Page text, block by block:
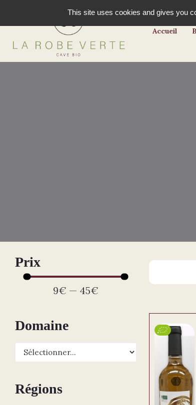
Accueil
Prix
9€ — 45€
Domaine
Régions
This site uses cookies and gives you